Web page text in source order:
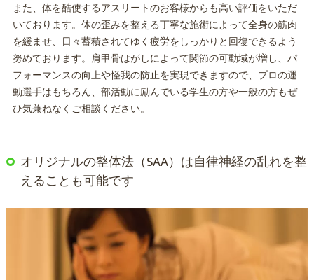
また、体を酷使するアスリートのお客様からも高い評価をいただ
いております。体の歪みを整える丁寧な施術によって全身の筋肉
を緩ませ、日々蓄積されてゆく疲労をしっかりと回復できるよう
努めております。肩甲骨はがしによって関節の可動域が増し、パ
フォーマンスの向上や怪我の防止を実現できますので、プロの運
動選手はもちろん、部活動に励んでいる学生の方や一般の方もぜ
ひ気兼ねなくご相談ください。
オリジナルの整体法（SAA）は自律神経の乱れを整
えることも可能です